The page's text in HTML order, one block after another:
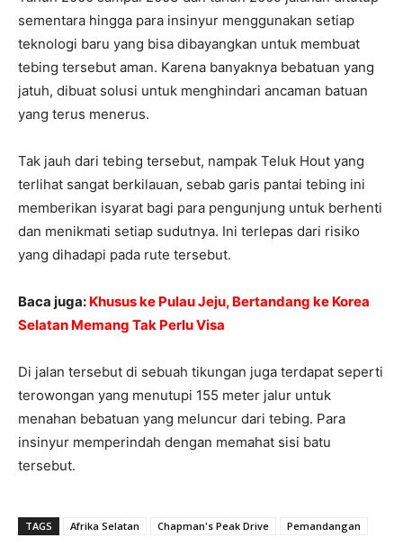
sementara hingga para insinyur menggunakan setiap
teknologi baru yang bisa dibayangkan untuk membuat
tebing tersebut aman. Karena banyaknya bebatuan yang
jatuh, dibuat solusi untuk menghindari ancaman batuan
yang terus menerus.
Tak jauh dari tebing tersebut, nampak Teluk Hout yang
terlihat sangat berkilauan, sebab garis pantai tebing ini
memberikan isyarat bagi para pengunjung untuk berhenti
dan menikmati setiap sudutnya. Ini terlepas dari risiko
yang dihadapi pada rute tersebut.
Baca juga: Khusus ke Pulau Jeju, Bertandang ke Korea
Selatan Memang Tak Perlu Visa
Di jalan tersebut di sebuah tikungan juga terdapat seperti
terowongan yang menutupi 155 meter jalur untuk
menahan bebatuan yang meluncur dari tebing. Para
insinyur memperindah dengan memahat sisi batu
tersebut.
TAGS Afrika Selatan Chapman's Peak Drive Pemandangan